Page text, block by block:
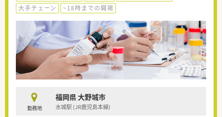
大手チェーン
~18時までの職場
勤務地
福岡県 大野城市
水城駅 (JR鹿児島本線)